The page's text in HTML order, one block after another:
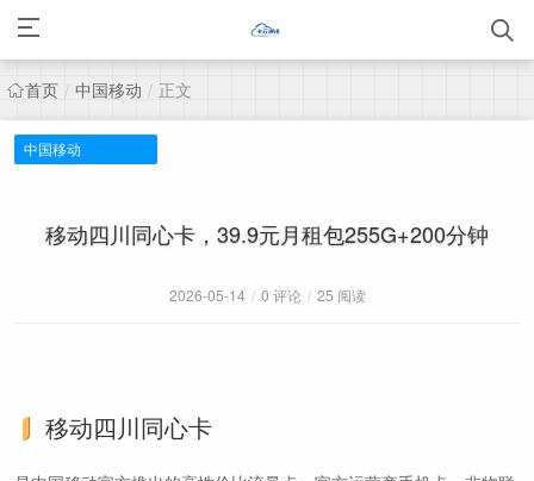
首页 / 中国移动 / 正文
中国移动
移动四川同心卡，39.9元月租包255G+200分钟
2026-05-14 / 0 评论 / 25 阅读
移动四川同心卡